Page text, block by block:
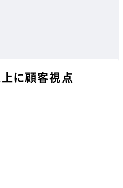
に顧客視点